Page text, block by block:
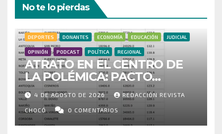
No te lo pierdas
DEPORTES DONANTES ECONOMÍA EDUCACIÓN JUDICIAL
OPINIÓN PODCAST POLÍTICA REGIONAL
ATRATO EN EL CENTRO DE
LA POLÉMICA: PACTO
HISTÓRICO CUESTIONA
CENSO ELECTORAL Y PIDE
INVESTIGAR PRESUNTO
FRAUDE
4 DE AGOSTO DE 2026 REDACCIÓN REVISTA
CHOCÓ 0 COMENTARIOS